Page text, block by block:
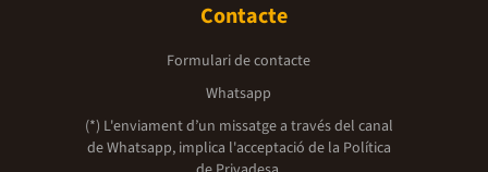
Contacte
Formulari de contacte
Whatsapp
(*) L'enviament d’un missatge a través del canal
de Whatsapp, implica l'acceptació de la Política